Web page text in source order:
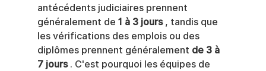
antécédents judiciaires prennent
généralement de 1 à 3 jours , tandis que
les vérifications des emplois ou des
diplômes prennent généralement de 3 à
7 jours . C'est pourquoi les équipes de